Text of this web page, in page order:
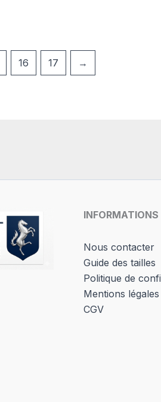
16 17 →
INFORMATIONS
Nous contacter
Guide des tailles
Politique de
Mentions légales
CGV